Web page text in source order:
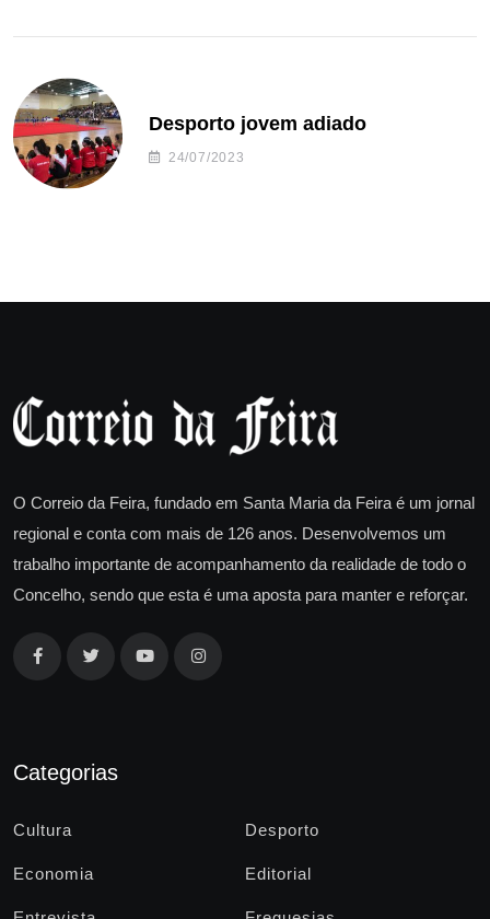
Desporto jovem adiado
24/07/2023
O Correio da Feira, fundado em Santa Maria da Feira é um jornal
regional e conta com mais de 126 anos. Desenvolvemos um
trabalho importante de acompanhamento da realidade de todo o
Concelho, sendo que esta é uma aposta para manter e reforçar.
Categorias
Cultura Desporto
Economia Editorial